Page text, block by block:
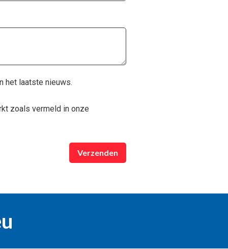
het laatste nieuws.
zoals vermeld in onze
Verzenden